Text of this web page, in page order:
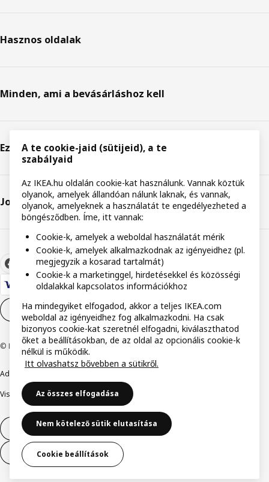
Hasznos oldalak
Minden, ami a bevásárláshoz kell
Ez az IKEA
Jogi nyilatkozat
Cookie-beállítások HU
© Inter IKEA Systems B.V. 1999-2026
Adatvédelmi nyilatkozat
Visszaélés bejelentés Digitális akadálymentesítési nyilatkozat
Elállás a szerződéstől
Elállás a szerződéstől (szolgáltatások)
A te cookie-jaid (sütijeid), a te
szabályaid
Az IKEA.hu oldalán cookie-kat használunk. Vannak köztük
olyanok, amelyek állandóan nálunk laknak, és vannak,
olyanok, amelyeknek a használatát te engedélyezheted a
böngésződben. Íme, itt vannak:
Cookie-k, amelyek a weboldal használatát mérik
Cookie-k, amelyek alkalmazkodnak az igényeidhez (pl.
megjegyzik a kosarad tartalmát)
Cookie-k a marketinggel, hirdetésekkel és közösségi
oldalakkal kapcsolatos információkhoz
Ha mindegyiket elfogadod, akkor a teljes IKEA.com
weboldal az igényeidhez fog alkalmazkodni. Ha csak
bizonyos cookie-kat szeretnél elfogadni, kiválaszthatod
őket a beállításokban, de az oldal az opcionális cookie-k
nélkül is működik.
Itt olvashatsz bővebben a sütikről.
Az összes elfogadása
Nem kötelező sütik elutasítása
Cookie beállítások